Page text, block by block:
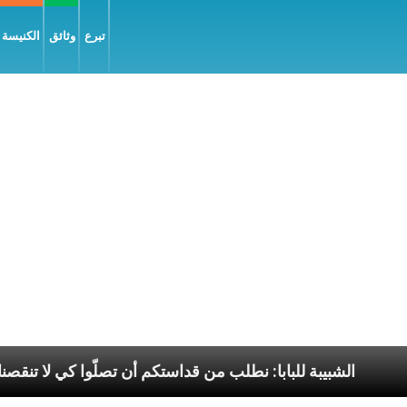
وثائق تبرع
الشبيبة للبابا: نطلب من قداستكم أن تصلّوا السّلام